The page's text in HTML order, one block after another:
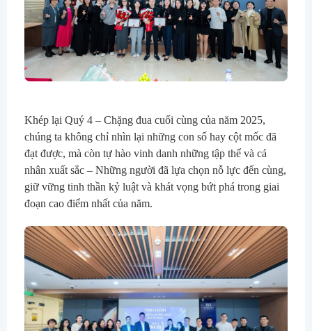
Khép lại Quý 4 – Chặng đua cuối cùng của năm 2025,
chúng ta không chỉ nhìn lại những con số hay cột mốc đã
đạt được, mà còn tự hào vinh danh những tập thể và cá
nhân xuất sắc – Những người đã lựa chọn nỗ lực đến cùng,
giữ vững tinh thần kỷ luật và khát vọng bứt phá trong giai
đoạn cao điểm nhất của năm.